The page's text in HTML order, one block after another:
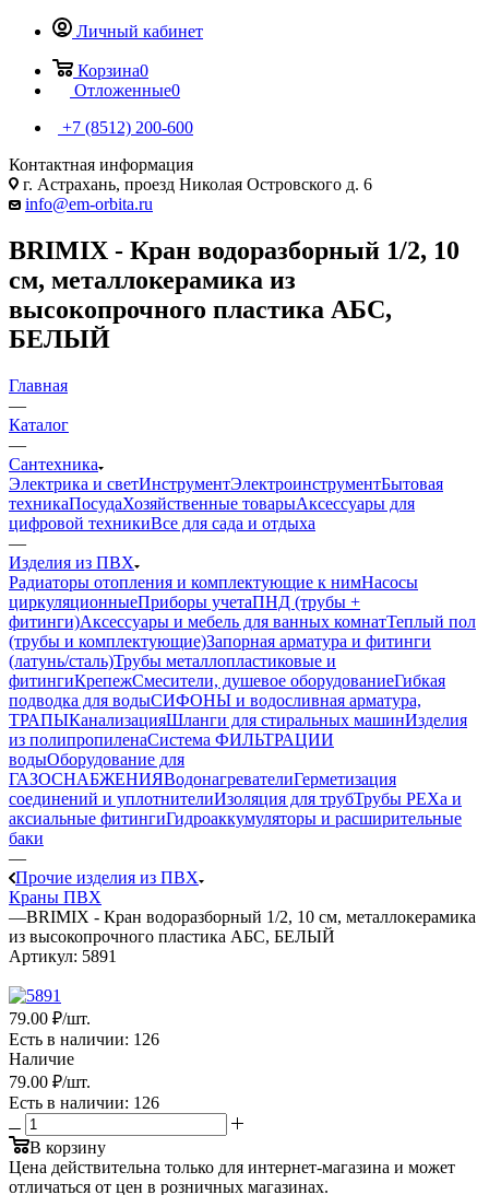
Личный кабинет
Корзина0
Отложенные0
+7 (8512) 200-600
Контактная информация
г. Астрахань, проезд Николая Островского д. 6
info@em-orbita.ru
BRIMIX - Кран водоразборный 1/2, 10
см, металлокерамика из
высокопрочного пластика АБС,
БЕЛЫЙ
Главная
—
Каталог
—
Сантехника
Электрика и светИнструментЭлектроинструментБытовая
техникаПосудаХозяйственные товарыАксессуары для
цифровой техникиВсе для сада и отдыха
—
Изделия из ПВХ
Радиаторы отопления и комплектующие к нимНасосы
циркуляционныеПриборы учетаПНД (трубы +
фитинги)Аксессуары и мебель для ванных комнатТеплый пол
(трубы и комплектующие)Запорная арматура и фитинги
(латунь/сталь)Трубы металлопластиковые и
фитингиКрепежСмесители, душевое оборудованиеГибкая
подводка для водыСИФОНЫ и водосливная арматура,
ТРАПЫКанализацияШланги для стиральных машинИзделия
из полипропиленаСистема ФИЛЬТРАЦИИ
водыОборудование для
ГАЗОСНАБЖЕНИЯВодонагревателиГерметизация
соединений и уплотнителиИзоляция для трубТрубы PEXa и
аксиальные фитингиГидроаккумуляторы и расширительные
баки
—
Прочие изделия из ПВХ
Краны ПВХ
—BRIMIX - Кран водоразборный 1/2, 10 см, металлокерамика
из высокопрочного пластика АБС, БЕЛЫЙ
Артикул: 5891
79.00 ₽/шт.
Есть в наличии: 126
Наличие
79.00 ₽/шт.
Есть в наличии: 126
В корзину
Цена действительна только для интернет-магазина и может
отличаться от цен в розничных магазинах.